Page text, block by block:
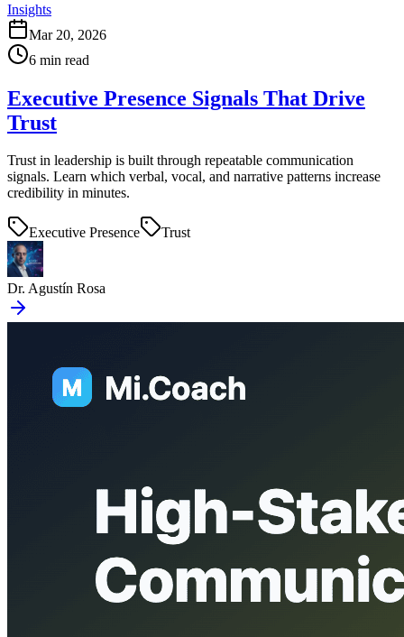
Insights
Mar 20, 2026
6 min read
Executive Presence Signals That Drive
Trust
Trust in leadership is built through repeatable communication
signals. Learn which verbal, vocal, and narrative patterns increase
credibility in minutes.
Executive Presence Trust
Dr. Agustín Rosa